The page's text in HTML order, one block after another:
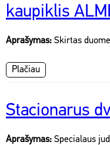
kaupiklis
Aprašymas: Skirtas
Plačiau
Stacionarus
Aprašymas: Specialaus